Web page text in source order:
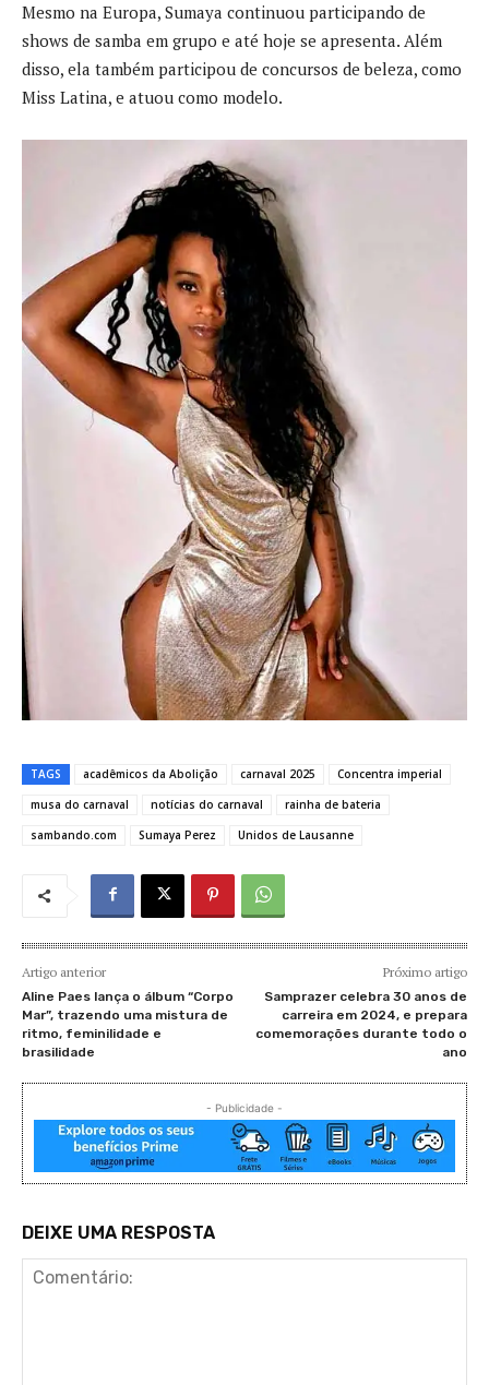
Mesmo na Europa, Sumaya continuou participando de
shows de samba em grupo e até hoje se apresenta. Além
disso, ela também participou de concursos de beleza, como
Miss Latina, e atuou como modelo.
TAGS acadêmicos da Abolição carnaval 2025
Concentra imperial
musa do carnaval
notícias do carnaval
rainha de bateria
sambando.com
Sumaya Perez Unidos de Lausanne
Artigo anterior
Aline Paes lança o álbum “Corpo
Mar”, trazendo uma mistura de
ritmo, feminilidade e
brasilidade
Próximo artigo
Samprazer celebra 30 anos de
carreira em 2024, e prepara
comemorações durante todo o
ano
- Publicidade -
DEIXE UMA RESPOSTA